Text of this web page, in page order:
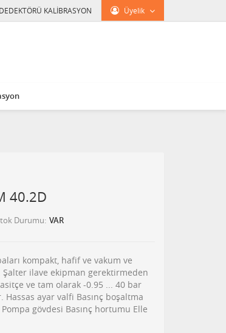
Üyelik
KALİBRASYON
40.2D
Durumu VAR
kompakt, hafif ve vakum ve
ilave ekipman gerektirmeden
ve tam olarak -0.95 ... 40 bar
Hassas ayar valfi Basınç boşaltma
gövdesi Basınç hortumu Elle